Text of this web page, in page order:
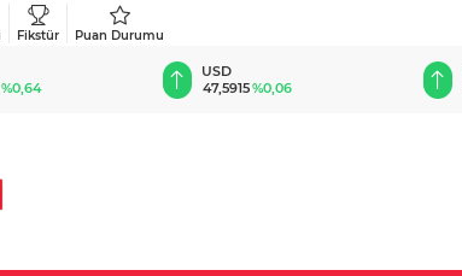
Fikstür Puan Durumu
EUR
55,0539 %0,09